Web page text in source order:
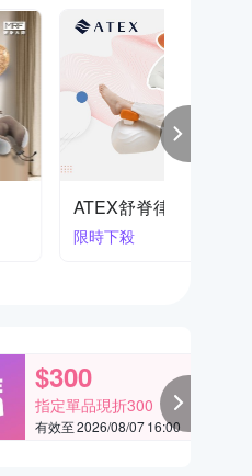
$300
指定單品現折300
有效至 2026/08/07 16:00